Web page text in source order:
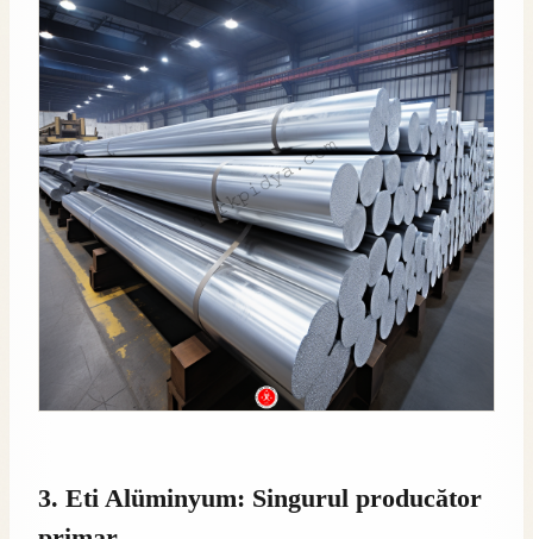
3. Eti Alüminyum: Singurul producător